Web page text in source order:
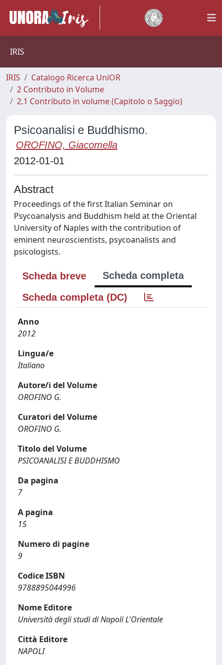
IRIS
IRIS
Catalogo Ricerca UniOR
2 Contributo in Volume
2.1 Contributo in volume (Capitolo o Saggio)
Psicoanalisi e Buddhismo.
OROFINO, Giacomella
2012-01-01
Abstract
Proceedings of the first Italian Seminar on
Psycoanalysis and Buddhism held at the Oriental
University of Naples with the contribution of
eminent neuroscientists, psycoanalists and
psicologists.
Scheda breve
Scheda completa
Scheda completa (DC)
Anno
2012
Lingua/e
Italiano
Autore/i del Volume
OROFINO G.
Curatori del Volume
OROFINO G.
Titolo del Volume
PSICOANALISI E BUDDHISMO
Da pagina
7
A pagina
15
Numero di pagine
9
Codice ISBN
9788895044996
Nome Editore
Università degli studi di Napoli L'Orientale
Città Editore
NAPOLI